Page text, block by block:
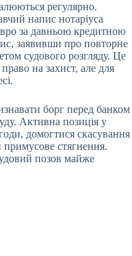
регулярно.
напис нотаріуса
за давньою кредитною
заявивши про повторне
судового розгляду. Це
на захист, але для
борг перед банком
Активна позиція у
домогтися скасування
примусове стягнення.
позов майже